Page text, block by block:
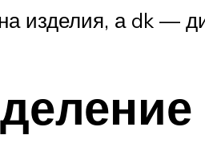
изделия, а dk —